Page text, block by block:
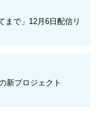
まで」12月6日配信リ
新プロジェクト